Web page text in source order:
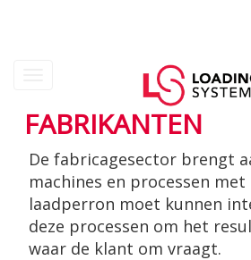
User
account
menu
FABRIKANTEN
De fabricagesector brengt
machines en processen met
laadperron moet kunnen
deze processen om het
waar de klant om vraagt.